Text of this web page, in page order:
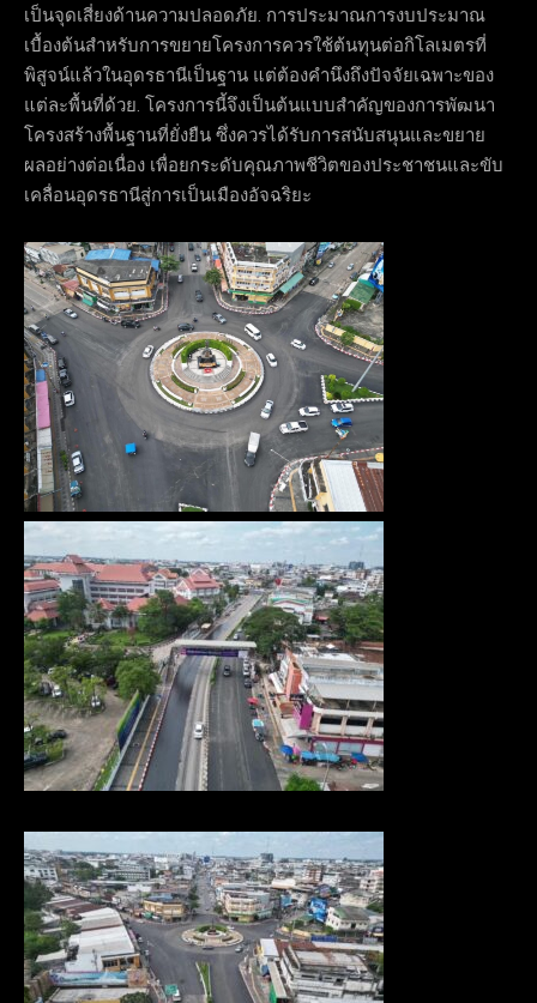
เป็นจุดเสี่ยงด้านความปลอดภัย. การประมาณการงบประมาณ
เบื้องต้นสำหรับการขยายโครงการควรใช้ต้นทุนต่อกิโลเมตรที่
พิสูจน์แล้วในอุดรธานีเป็นฐาน แต่ต้องคำนึงถึงปัจจัยเฉพาะของ
แต่ละพื้นที่ด้วย. โครงการนี้จึงเป็นต้นแบบสำคัญของการพัฒนา
โครงสร้างพื้นฐานที่ยั่งยืน ซึ่งควรได้รับการสนับสนุนและขยาย
ผลอย่างต่อเนื่อง เพื่อยกระดับคุณภาพชีวิตของประชาชนและขับ
เคลื่อนอุดรธานีสู่การเป็นเมืองอัจฉริยะ